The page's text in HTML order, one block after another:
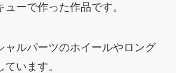
ーで作った作品です。
ャルパーツのホイールやロング
います。